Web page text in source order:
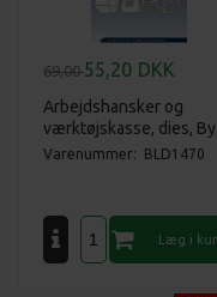
69,0055,20 DKK
Arbejdshansker og
værktøjskasse, dies, By
Lene.*
Varenummer: BLD1470